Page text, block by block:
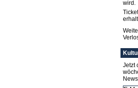
wird.
Jetzt